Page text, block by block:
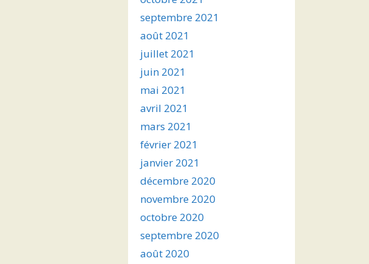
septembre 2021
août 2021
juillet 2021
juin 2021
mai 2021
avril 2021
mars 2021
février 2021
janvier 2021
décembre 2020
novembre 2020
octobre 2020
septembre 2020
août 2020